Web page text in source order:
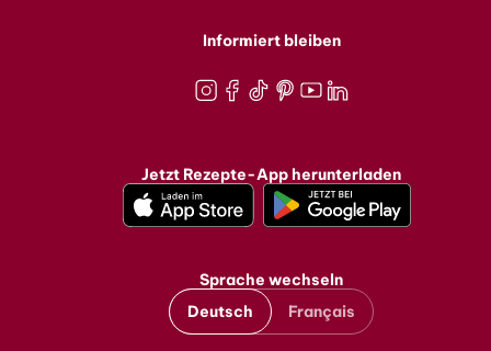
Informiert bleiben
Jetzt Rezepte-App herunterladen
Sprache wechseln
Deutsch
Français